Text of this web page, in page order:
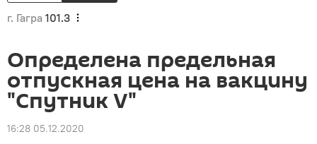
г. Гагра 101.3
Определена предельная
отпускная цена на вакцину
"Спутник V"
16:28 05.12.2020